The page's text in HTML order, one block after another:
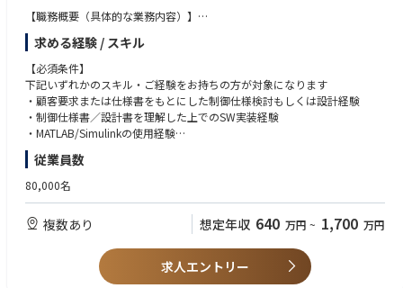
・ポートフォリオ財務戦略の基礎データ策定
●この仕事を通じて得られること
組み”を変える力
・収支管理システムの導入・要件定義を推進することで、 ビジネスとデー
タ基盤をつなぐ力
・複数国にまたがるデータや情報を一元管理し分析することで、組織全体
の意思決定基盤構築に関われる
●職場の雰囲気
・PM、コンサル、経理、生産管理等多様な職務経歴を持つメンバー、ま
たドイツからの出向者など多様で国際色豊かなTeamです。
・海外拠点とのやりとりも多く、外国籍社員がいるため、英語を日常的に
使う機会があります。
・新設組織ということもあり、メンバーで議論をしながら課題設計を設定
していくOpenかつDynamicな組織です。
・中途入社者も多く、役職や所属にかかわらずフラットに意見を出し合え
る環境です
・事業側との距離が近く、設計がそのまま価値創出につながる手触りがあ
ります
・リモート併用を前提としつつ、成果と学習スピードを重視しています
●キャリアパス
・全社変革や投資判断に近いテーマに携わることで、将来的には同社のエ
ンタープライズアーキテクトとして活躍いただくことも含め、志向や適性
に応じて、社外でも通用するシステムアーキテクト、エンタープライズア
ーキテクト、CIOクラスのキャリアを目指していただけます（応相談）
方
・複雑な要件を整理し、関係者が動ける形で論点を言語化できる方
・ビジネス人材やベンダーと粘り強く議論し、合意形成しながら前に進め
られる方
・手を動かすことをいとわず、設計から実装・定着まで責任を持てる方
・変化の大きい環境で学びながら役割を広げ、将来的にエンタープライズ
アーキテクトやCIO候補へ成長したい意欲のある方
【職務概要（具体的な業務内容）】
・システム制御設計/検証
・顧客要求仕様書から要件定義と制御仕様書作成（A-SPICE準拠）
・機能安全設計、機能FMEA対応
・MILS/HILSによる解析&MATLABモデル作成
・実車データ解析
100年に1度と言われている自動車業界の変革の中心で開発に携われる事に
加えて、技術的に成長できる環境です
自動車用パワートレインのコア技術である制御システムの構築・開発によ
り、最終商品である自動車用パワートレインを仕事の成果として実感でき
ます
験できるのでエンジニアとしての視野が広がります
求める経験 / スキル
【必須条件】
下記いずれかのスキル・ご経験をお持ちの方が対象になります
・顧客要求または仕様書をもとにした制御仕様検討もしくは設計経験
・制御仕様書／設計書を理解した上でのSW実装経験
・MATLAB/Simulinkの使用経験
【歓迎条件】
・インバーターに関する制御設計／制御開発／検証のいずれかご経験
・実車またはベンチでのデータ解析／評価経験
【求める人物像】
・新たな技術へ挑戦し、自らを成長させられる方
・コミュニケーション能力に長けており、チームで働ける方
従業員数
80,000名
複数あり 想定年収 640 万円 ~ 1,700 万円
求人エントリー